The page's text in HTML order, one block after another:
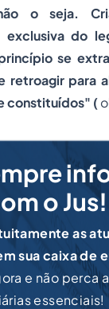
o seja.
do
se
retroagir para
constituídos" (
o Jus!
as
sua caixa de
e não perca
essenciais!